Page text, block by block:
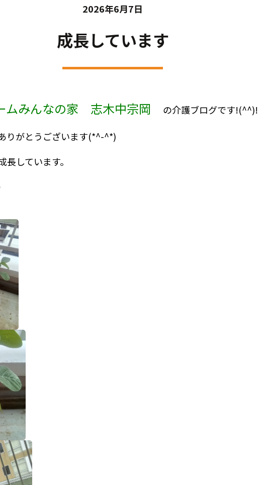
2026年6月7日
成長しています
ムみんなの家 志木中宗岡 の介護ブログです!(^^)!
りがとうございます(*^-^*)
しています。